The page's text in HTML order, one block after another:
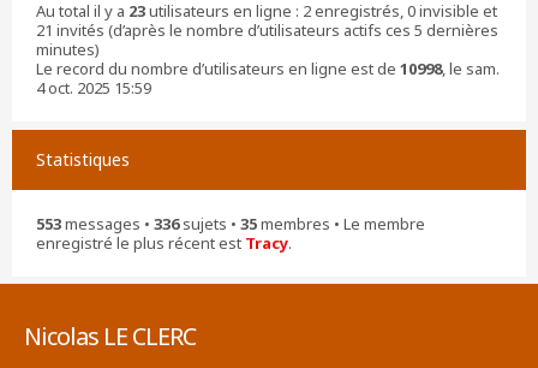
Au total il y a 23utilisateurs en ligne : 2 enregistrés, 0 invisible et
21 invités (d’après le nombre d’utilisateurs actifs ces 5 dernières
minutes)
Le record du nombre d’utilisateurs en ligne est de 10998, le sam.
4 oct. 2025 15:59
Statistiques
553messages • 336sujets • 35membres • Le membre
enregistré le plus récent est Tracy.
Nicolas LE CLERC